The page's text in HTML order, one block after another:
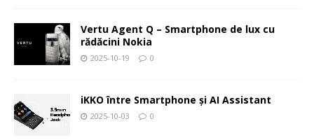
Vertu Agent Q – Smartphone de lux cu
rădăcini Nokia
2025-10-19 0
iKKO între Smartphone și AI Assistant
2025-10-03 0